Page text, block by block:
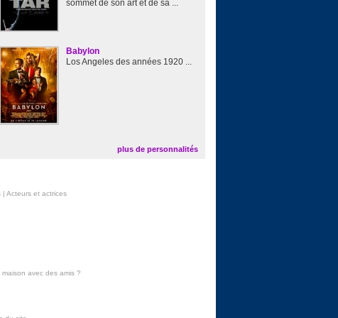
sommet de son art et de sa ...
Babylon
Los Angeles des années 1920 ...
plus de personnalités
| Acteurs et actrices
avec des amis?